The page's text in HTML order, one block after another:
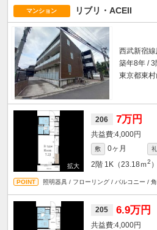
マンション リブリ・ACEII
西武新宿線
築年8年 / 3
東京都東
206 7万円
4,000円
敷 0ヶ月 礼
2階 1K（23.18ｍ2 ）
照明器具 / フローリング / バルコニー /
205 6.9万円
4,000円